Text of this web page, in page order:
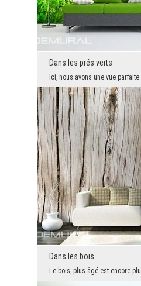
Dans les prés verts
Dans les bois